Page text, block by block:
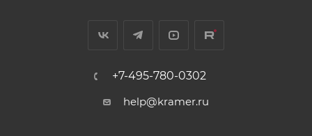
+7-495-780-0302
help@kramer.ru